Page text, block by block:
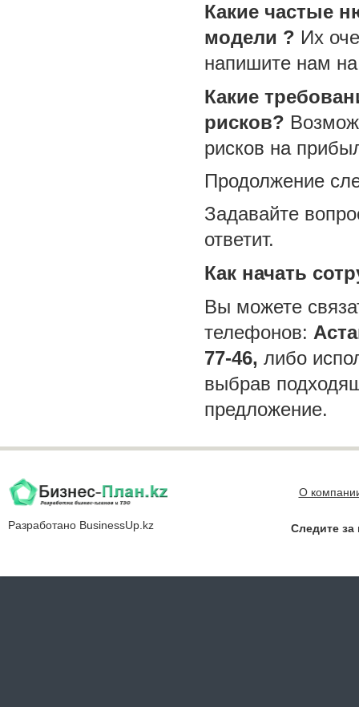
Какие частые
модели ? Их
напишите нам
Какие
рисков?
рисков на
Продолжение
Задавайте
ответит.
Как начать
Вы можете
телефонов:
77-46, либо
выбрав
предложение.
Разработано BusinessUp.kz
О
Следите за